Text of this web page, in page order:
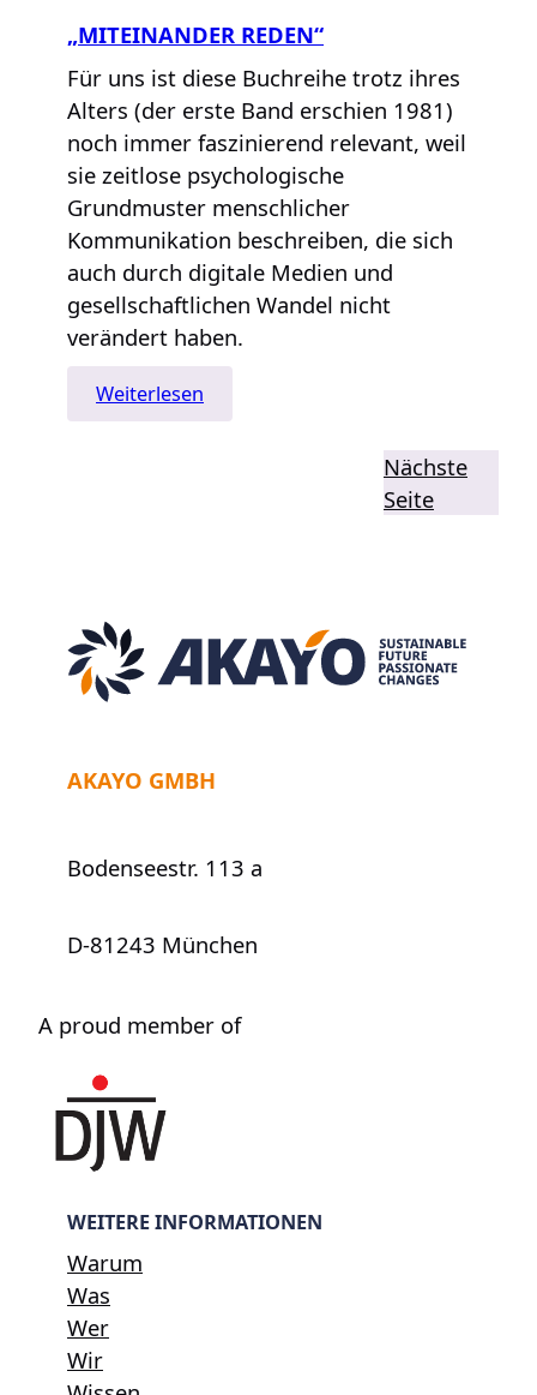
schwer
tun?
„MITEINANDER REDEN“
Für uns ist diese Buchreihe trotz ihres
Alters (der erste Band erschien 1981)
noch immer faszinierend relevant, weil
sie zeitlose psychologische
Grundmuster menschlicher
Kommunikation beschreiben, die sich
auch durch digitale Medien und
gesellschaftlichen Wandel nicht
verändert haben.
Weiterlesen
„Miteinander
Nächste
Seite
AKAYO GMBH
Bodenseestr. 113 a
D-81243 München
A proud member of
WEITERE INFORMATIONEN
Warum
Was
Wer
Wir